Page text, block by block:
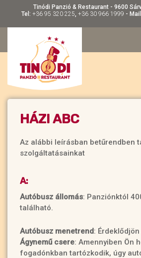
Tinódi Panzió & Restaurant - 9600
Tel: +36 95 320 225 +36 30 966 1999 -
HÁZI ABC
Az alábbi leírásban betűrendben
szolgáltatásainkat
A:
Autóbusz állomás: Panziónktól
található.
Autóbusz menetrend:
Ágynemű csere: Amennyiben Ön
fogadónkban tartózkodik, úgy